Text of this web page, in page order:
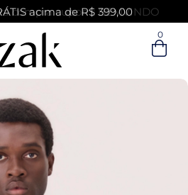
acima de R$ 399,00
0